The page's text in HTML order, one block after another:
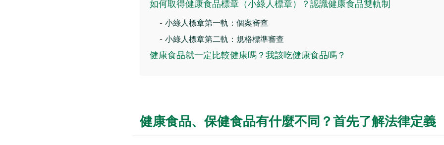
如何取得健康食品標章（小綠人標章）？認識健康食品雙軌制
- 小綠人標章第一軌：個案審查
- 小綠人標章第二軌：規格標準審查
健康食品就一定比較健康嗎？我該吃健康食品嗎？
健康食品、保健食品有什麼不同？首先了解法律定義